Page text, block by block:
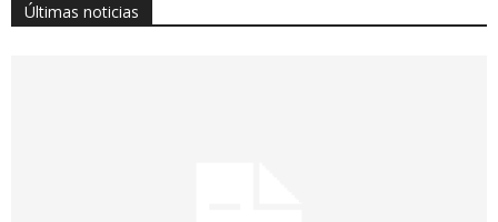
Últimas noticias